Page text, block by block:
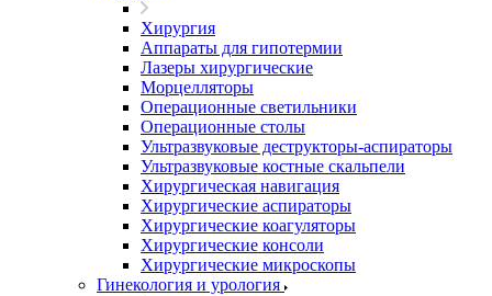
Хирургия
Аппараты для гипотермии
Лазеры хирургические
Морцелляторы
Операционные светильники
Операционные столы
Ультразвуковые деструкторы-аспираторы
Ультразвуковые костные скальпели
Хирургическая навигация
Хирургические аспираторы
Хирургические коагуляторы
Хирургические консоли
Хирургические микроскопы
Гинекология и урология